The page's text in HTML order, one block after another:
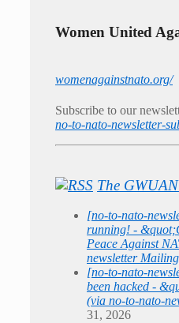
Women United
womenagainstnato.org/
Subscribe to our
no-to-nato-newsletter-
The
[no-to-nato-
running! -
Peace Against
newsletter
[no-to-nato-
been hacked -
(via no-to-nato-
31, 2026